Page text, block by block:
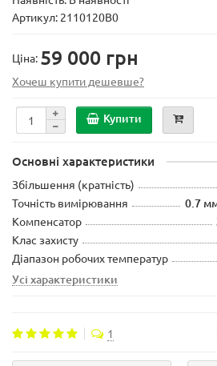
Артикул: 2110120B0
Ціна: 59 000 грн
Хочеш купити дешевше?
Купити
Основні характеристики
Збільшення (кратність)
Точність вимірювання 0.7
Компенсатор
Клас захисту
Діапазон робочих температур
Усі характеристики
1